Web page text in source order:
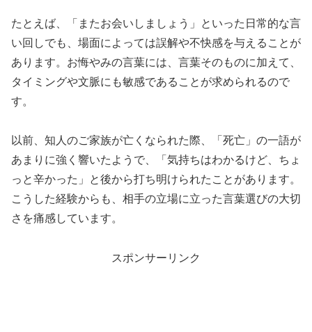
たとえば、「またお会いしましょう」といった日常的な言
い回しでも、場面によっては誤解や不快感を与えることが
あります。お悔やみの言葉には、言葉そのものに加えて、
タイミングや文脈にも敏感であることが求められるので
す。
以前、知人のご家族が亡くなられた際、「死亡」の一語が
あまりに強く響いたようで、「気持ちはわかるけど、ちょ
っと辛かった」と後から打ち明けられたことがあります。
こうした経験からも、相手の立場に立った言葉選びの大切
さを痛感しています。
スポンサーリンク